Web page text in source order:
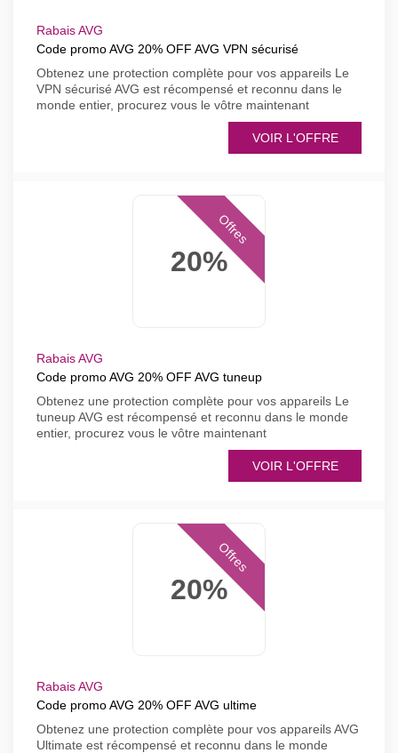
Rabais AVG
Code promo AVG 20% OFF AVG VPN sécurisé
Obtenez une protection complète pour vos appareils Le
VPN sécurisé AVG est récompensé et reconnu dans le
monde entier, procurez vous le vôtre maintenant
VOIR L'OFFRE
20%
Offres
Rabais AVG
Code promo AVG 20% OFF AVG tuneup
Obtenez une protection complète pour vos appareils Le
tuneup AVG est récompensé et reconnu dans le monde
entier, procurez vous le vôtre maintenant
VOIR L'OFFRE
20%
Offres
Rabais AVG
Code promo AVG 20% OFF AVG ultime
Obtenez une protection complète pour vos appareils AVG
Ultimate est récompensé et reconnu dans le monde